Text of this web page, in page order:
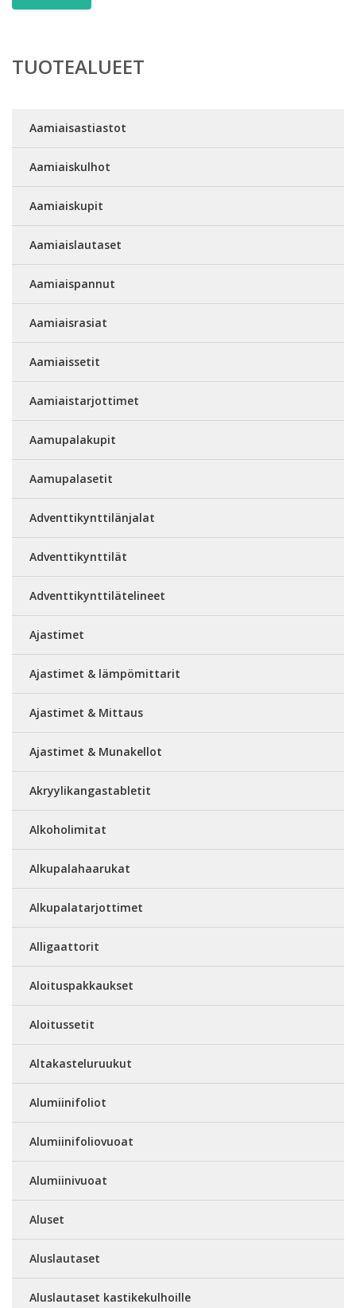
TUOTEALUEET
Aamiaisastiastot
Aamiaiskulhot
Aamiaiskupit
Aamiaislautaset
Aamiaispannut
Aamiaisrasiat
Aamiaissetit
Aamiaistarjottimet
Aamupalakupit
Aamupalasetit
Adventtikynttilänjalat
Adventtikynttilät
Adventtikynttilätelineet
Ajastimet
Ajastimet & lämpömittarit
Ajastimet & Mittaus
Ajastimet & Munakellot
Akryylikangastabletit
Alkoholimitat
Alkupalahaarukat
Alkupalatarjottimet
Alligaattorit
Aloituspakkaukset
Aloitussetit
Altakasteluruukut
Alumiinifoliot
Alumiinifoliovuoat
Alumiinivuoat
Aluset
Aluslautaset
Aluslautaset kastikekulhoille